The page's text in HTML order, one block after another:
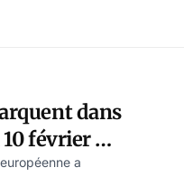
dans
février –
a